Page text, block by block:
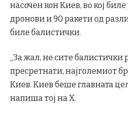
насочен кон Киев, во кој
дронови и 90 ракети од
биле балистички.
„За жал, не сите балистички
пресретнати, најголемиот
Киев. Киев беше главната
напиша тој на X.